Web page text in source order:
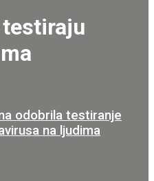
odobrila testiranje
na ljudima